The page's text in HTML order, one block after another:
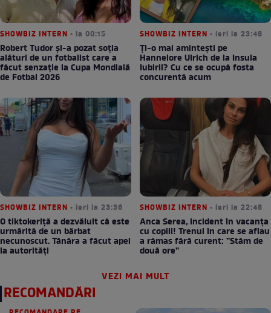
SHOWBIZ INTERN • la 00:15
Robert Tudor și-a pozat soția
alături de un fotbalist care a
făcut senzație la Cupa Mondială
de Fotbal 2026
SHOWBIZ INTERN • ieri la 23:48
Ți-o mai amintești pe
Hannelore Ulrich de la Insula
Iubirii? Cu ce se ocupă fosta
concurentă acum
SHOWBIZ INTERN • ieri la 23:36
O tiktokeriță a dezvăluit că este
urmărită de un bărbat
necunoscut. Tânăra a făcut apel
la autorități
SHOWBIZ INTERN • ieri la 22:48
Anca Serea, incident în vacanța
cu copiii! Trenul în care se aflau
a rămas fără curent: ”Stăm de
două ore”
VEZI MAI MULT
RECOMANDĂRI